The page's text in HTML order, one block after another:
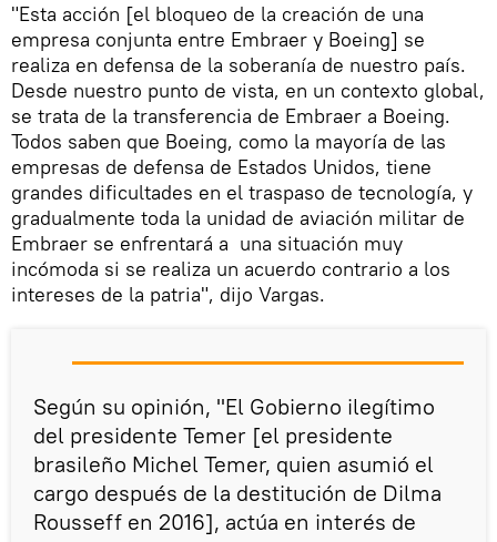
"Esta acción [el bloqueo de la creación de una
empresa conjunta entre Embraer y Boeing] se
realiza en defensa de la soberanía de nuestro país.
Desde nuestro punto de vista, en un contexto global,
se trata de la transferencia de Embraer a Boeing.
Todos saben que Boeing, como la mayoría de las
empresas de defensa de Estados Unidos, tiene
grandes dificultades en el traspaso de tecnología, y
gradualmente toda la unidad de aviación militar de
Embraer se enfrentará a una situación muy
incómoda si se realiza un acuerdo contrario a los
intereses de la patria", dijo Vargas.
Según su opinión, "El Gobierno ilegítimo
del presidente Temer [el presidente
brasileño Michel Temer, quien asumió el
cargo después de la destitución de Dilma
Rousseff en 2016], actúa en interés de